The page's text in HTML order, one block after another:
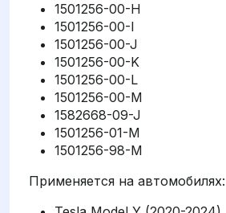
1501256-00-H
1501256-00-I
1501256-00-J
1501256-00-K
1501256-00-L
1501256-00-M
1582668-09-J
1501256-01-M
1501256-98-M
Применяется на автомобилях: